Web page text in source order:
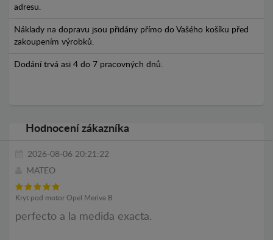
adresu.
Náklady na dopravu jsou přidány přímo do Vašého košíku před
zakoupením výrobků.
Dodání trvá asi 4 do 7 pracovných dnů.
Hodnocení zákazníka
2026-08-06 20:21:22
MATEO
Kryt pod motor Opel Meriva B
perfecto a la medida exacta.